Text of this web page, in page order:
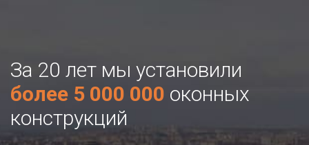
За 20 лет мы установили
более 5 000 000 оконных
конструкций